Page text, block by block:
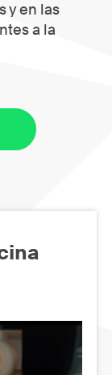
y en las
a la